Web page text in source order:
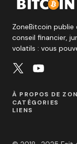
ZoneBitcoin publie
conseil financier,
volatils : vous
À PROPOS DE
CATÉGORIES
LIENS